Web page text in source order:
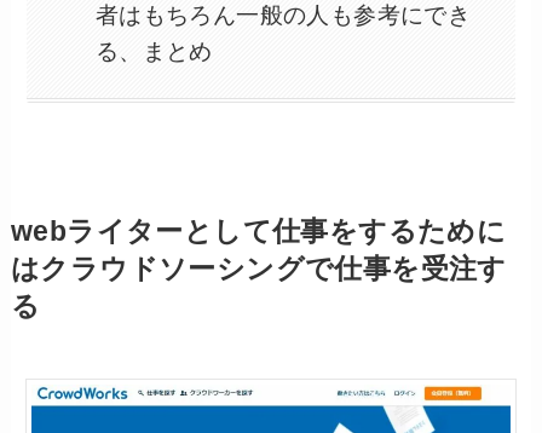
者はもちろん一般の人も参考にでき
る、まとめ
webライターとして仕事をするために
はクラウドソーシングで仕事を受注す
る